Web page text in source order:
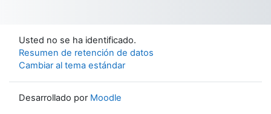
Usted no se ha identificado.
Resumen de retención de datos
Cambiar al tema estándar
Desarrollado por Moodle